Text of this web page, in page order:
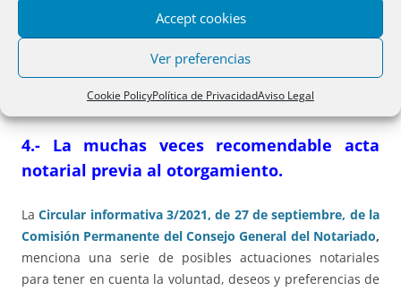
Accept cookies
Ver preferencias
Cookie PolicyPolítica de PrivacidadAviso Legal
técnicos, materiales o humanos adecuados, de que el testador
ha entendido la información y explicaciones necesarias y de
que conoce que el testamento recoge fielmente su voluntad”.
4.- La muchas veces recomendable acta
notarial previa al otorgamiento.
LaCircular informativa 3/2021, de 27 de septiembre, de la
Comisión Permanente del Consejo General del Notariado,
menciona una serie de posibles actuaciones notariales
para tener en cuenta la voluntad, deseos y preferencias de